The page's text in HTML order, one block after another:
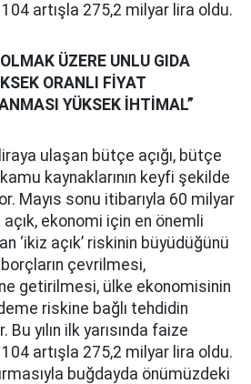
artışla 275,2 milyar lira oldu.
ÜZERE UNLU GIDA
ORANLI FİYAT
YÜKSEK İHTİMAL”
ulaşan bütçe açığı, bütçe
kaynaklarının keyfi şekilde
Mayıs sonu itibarıyla 60 milyar
ekonomi için en önemli
‘ikiz açık’ riskinin büyüdüğünü
çevrilmesi,
getirilmesi, ülke ekonomisinin
riskine bağlı tehdidin
yılın ilk yarısında faize
artışla 275,2 milyar lira oldu.
buğdayda önümüzdeki